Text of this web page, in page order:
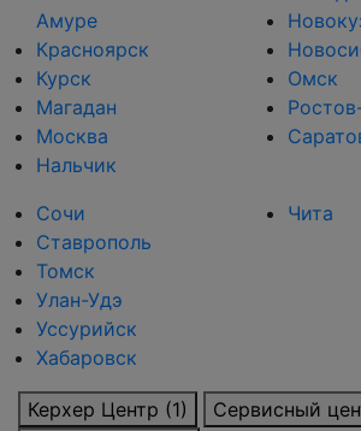
Амуре
Красноярск
Курск
Магадан
Москва
Нальчик
Омск
Сочи
Ставрополь
Томск
Улан-Удэ
Уссурийск
Хабаровск
Чита
Керхер Центр (1)
Сервисный